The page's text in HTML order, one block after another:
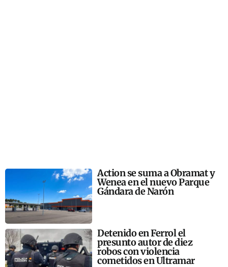
Action se suma a Obramat y
Wenea en el nuevo Parque
Gándara de Narón
Detenido en Ferrol el
presunto autor de diez
robos con violencia
cometidos en Ultramar